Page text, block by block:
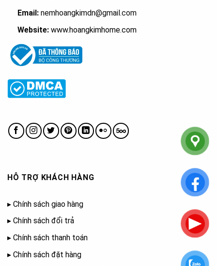
Email:nemhoangkimdn@gmail.com
Website: www.hoangkimhome.com
HỖ TRỢ KHÁCH HÀNG
▸ Chính sách giao hàng
▸ Chính sách đổi trả
▸ Chính sách thanh toán
▸ Chính sách đặt hàng